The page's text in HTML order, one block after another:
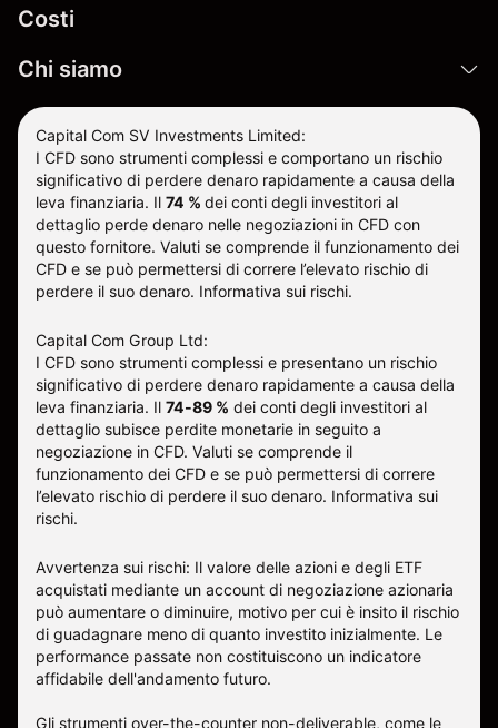
Costi
Chi siamo
Capital Com SV Investments Limited:
I CFD sono strumenti complessi e comportano un rischio
significativo di perdere denaro rapidamente a causa della
leva finanziaria. Il 74 % dei conti degli investitori al
dettaglio perde denaro nelle negoziazioni in CFD con
questo fornitore. Valuti se comprende il funzionamento dei
CFD e se può permettersi di correre l’elevato rischio di
perdere il suo denaro. Informativa sui rischi.
Capital Com Group Ltd:
I CFD sono strumenti complessi e presentano un rischio
significativo di perdere denaro rapidamente a causa della
leva finanziaria. Il 74-89 % dei conti degli investitori al
dettaglio subisce perdite monetarie in seguito a
negoziazione in CFD. Valuti se comprende il
funzionamento dei CFD e se può permettersi di correre
l’elevato rischio di perdere il suo denaro. Informativa sui
rischi.
Avvertenza sui rischi: Il valore delle azioni e degli ETF
acquistati mediante un account di negoziazione azionaria
può aumentare o diminuire, motivo per cui è insito il rischio
di guadagnare meno di quanto investito inizialmente. Le
performance passate non costituiscono un indicatore
affidabile dell'andamento futuro.
Gli strumenti over-the-counter non-deliverable, come le